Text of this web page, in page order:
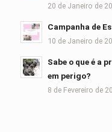
20 de Janeiro de
Campanha de
10 de Janeiro de
Sabe o que é a
em perigo?
8 de Fevereiro de